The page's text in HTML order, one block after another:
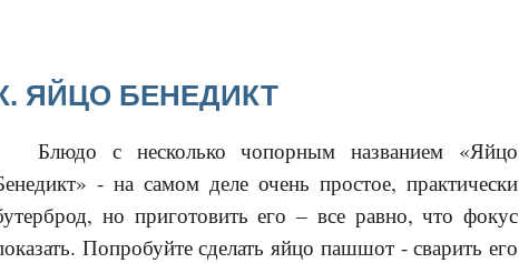
ЯЙЦО БЕНЕДИКТ
Блюдо с несколько чопорным названием «Яйцо
- на самом деле очень простое, практически
но приготовить его – все равно, что фокус
Попробуйте сделать яйцо пашшот - сварить его